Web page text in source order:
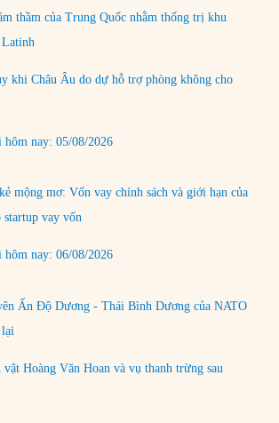
thầm của Trung Quốc nhằm thống trị khu
khi Châu Âu do dự hỗ trợ phòng không cho
hôm nay: 05/08/2026
mộng mơ: Vốn vay chính sách và giới hạn của
startup vay vốn
hôm nay: 06/08/2026
Ấn Độ Dương - Thái Bình Dương của NATO
lại
vật Hoàng Văn Hoan và vụ thanh trừng sau